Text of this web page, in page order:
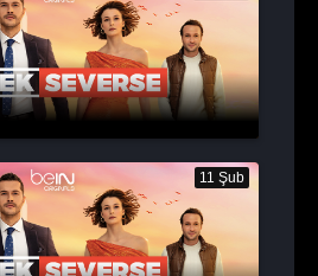
11 Şub